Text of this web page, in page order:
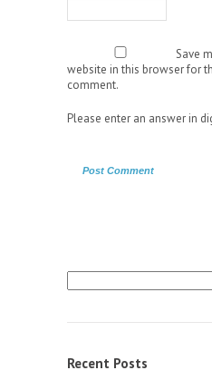
Save
website in this browser for
comment.
Please enter an answer in
for:
Recent Posts